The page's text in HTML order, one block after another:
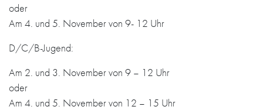
oder
Am 4. und 5. November von 9- 12 Uhr
D/C/B-Jugend:
Am 2. und 3. November von 9 – 12 Uhr
oder
Am 4. und 5. November von 12 – 15 Uhr